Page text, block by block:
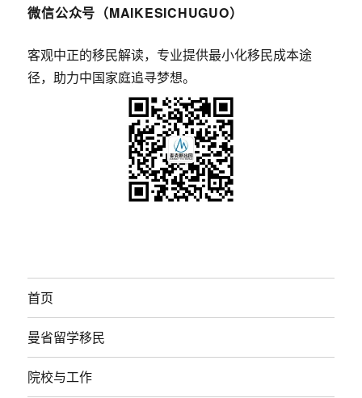
微信公众号（MAIKESICHUGUO）
客观中正的移民解读，专业提供最小化移民成本途
径，助力中国家庭追寻梦想。
首页
曼省留学移民
院校与工作